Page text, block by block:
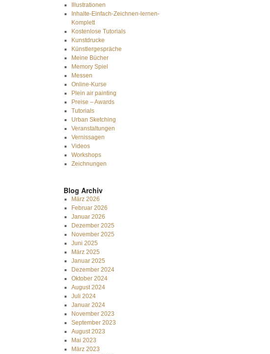
Illustrationen
Inhalte-Einfach-Zeichnen-lernen-
Komplett
Kostenlose Tutorials
Kunstdrucke
Künstlergespräche
Meine Bücher
Memory Spiel
Messen
Online-Kurse
Plein air painting
Preise – Awards
Tutorials
Urban Sketching
Veranstaltungen
Vernissagen
Videos
Workshops
Zeichnungen
Blog Archiv
März 2026
Februar 2026
Januar 2026
Dezember 2025
November 2025
Juni 2025
März 2025
Januar 2025
Dezember 2024
Oktober 2024
August 2024
Juli 2024
Januar 2024
November 2023
September 2023
August 2023
Mai 2023
März 2023